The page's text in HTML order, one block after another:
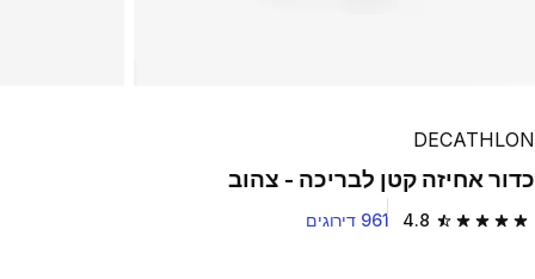
DECATHLON
כדור אחיזה קטן לבריכה - צהוב
4.8 4.8 out of 5 stars from 961 reviews 961 דירוגים